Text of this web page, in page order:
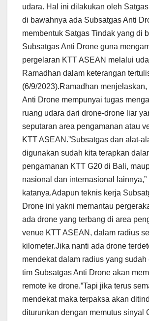
udara. Hal ini dilakukan oleh
di bawahnya ada Subsatgas Anti
membentuk Satgas Tindak yang di
Subsatgas Anti Drone guna
pergelaran KTT ASEAN melalui
Ramadhan dalam keterangan
(6/9/2023).Ramadhan
Anti Drone mempunyai tugas
ruang udara dari drone-drone liar
seputaran area pengamanan atau
KTT ASEAN.”Subsatgas dan alat-
digunakan sudah kita terapkan
pengamanan KTT G20 di Bali,
nasional dan internasional lainnya,”
katanya.Adapun teknis kerja
Drone ini yakni memantau
ada drone yang terbang di area
venue KTT ASEAN, dalam radius
kilometer.Jika nanti ada drone
mendekat dalam radius yang sudah
tim Subsatgas Anti Drone akan
remote ke drone.”Tapi jika terus
mendekat maka terpaksa akan
diturunkan dengan memutus sinyal